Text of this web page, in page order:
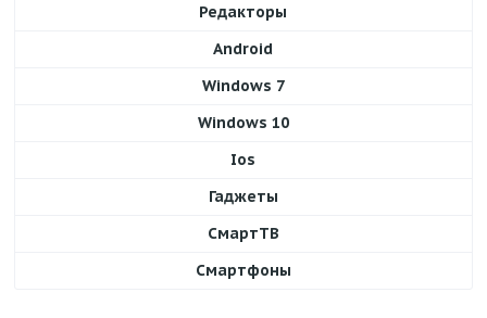
Редакторы
Android
Windows 7
Windows 10
Ios
Гаджеты
СмартТВ
Смартфоны